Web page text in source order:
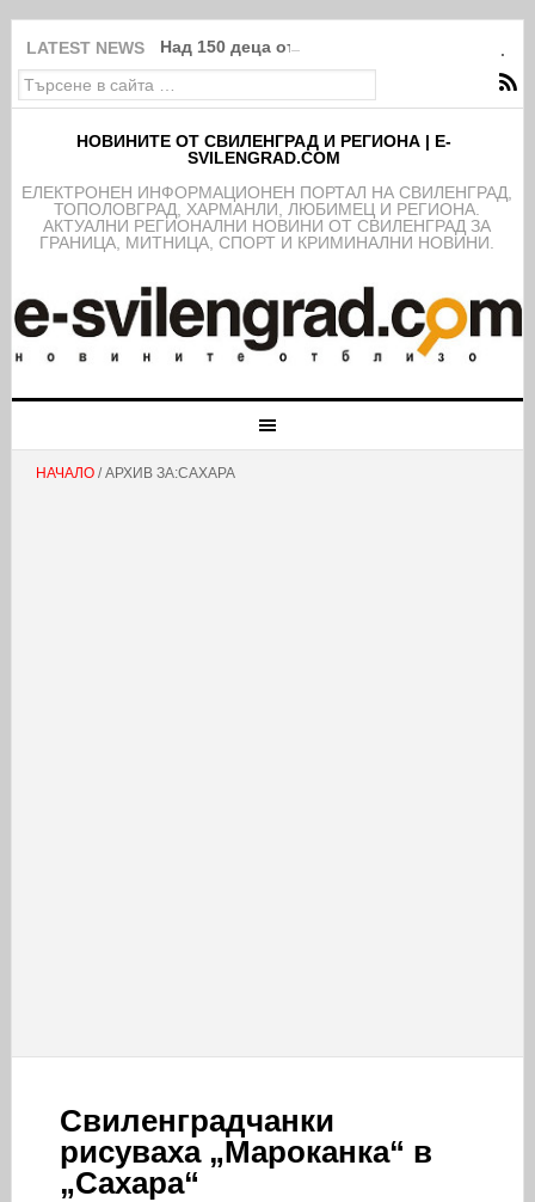
LATEST NEWS Над 150 деца от школата на ФК
НОВИНИТЕ ОТ СВИЛЕНГРАД И РЕГИОНА | E-
SVILENGRAD.COM
EЛЕКТРОНЕН ИНФОРМАЦИОНЕН ПОРТАЛ НА СВИЛЕНГРАД,
ТОПОЛОВГРАД, ХАРМАНЛИ, ЛЮБИМЕЦ И РЕГИОНА.
АКТУАЛНИ РЕГИОНАЛНИ НОВИНИ ОТ СВИЛЕНГРАД ЗА
ГРАНИЦА, МИТНИЦА, СПОРТ И КРИМИНАЛНИ НОВИНИ.
НАЧАЛО/ АРХИВ ЗА:САХАРА
Свиленградчанки
рисуваха „Мароканка“ в
„Сахара“